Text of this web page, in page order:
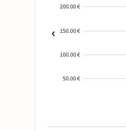
200.00 €
150.00 €
100.00 €
50.00 €
01-02